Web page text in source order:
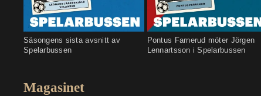
Säsongens sista avsnitt av
Spelarbussen
Pontus Farnerud möter Jörgen
Lennartsson i Spelarbussen
Magasinet